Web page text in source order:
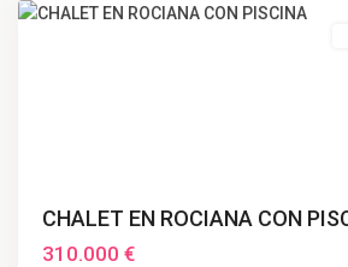
CHALET EN ROCIANA CON
310.000 €